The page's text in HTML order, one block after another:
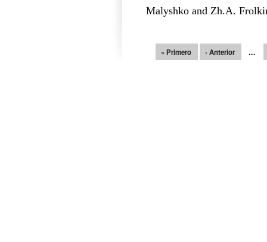
Malyshko and Zh.A.
Páginas
« Primero ‹ Anterior …